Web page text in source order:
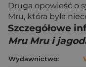
Druga opowieść o
Mru, która była
Szczegółowe
Mru Mru i
Wydawnictwo: